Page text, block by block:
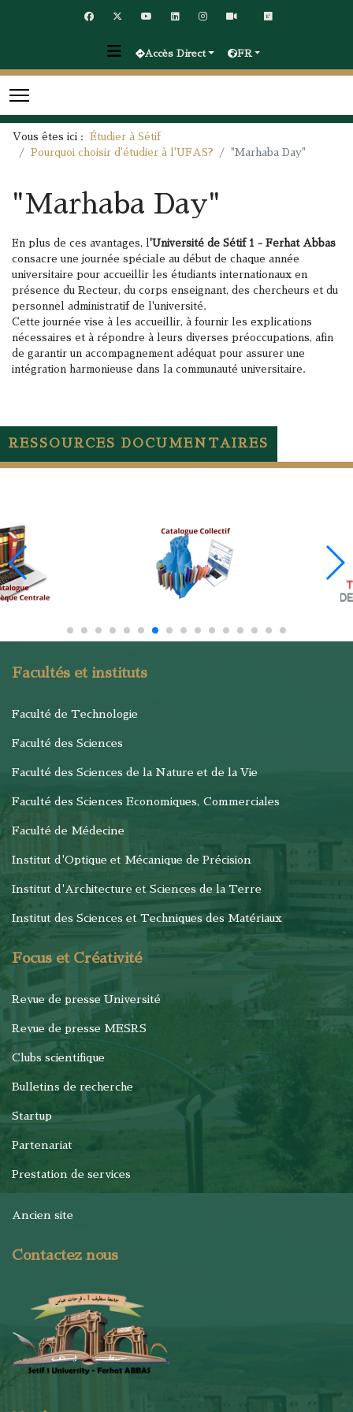
Accès Direct FR
Vous êtes ici : Étudier à Sétif
Pourquoi choisir d'étudier à l'UFAS?
"Marhaba Day"
"Marhaba Day"
En plus de ces avantages, l 'Université de Sétif 1 - Ferhat Abbas
consacre une journée spéciale au début de chaque année
universitaire pour accueillir les étudiants internationaux en
présence du Recteur, du corps enseignant, des chercheurs et du
personnel administratif de l'université.
Cette journée vise à les accueillir, à fournir les explications
nécessaires et à répondre à leurs diverses préoccupations, afin
de garantir un accompagnement adéquat pour assurer une
intégration harmonieuse dans la communauté universitaire.
RESSOURCES DOCUMENTAIRES
Facultés et instituts
Faculté de Technologie
Faculté des Sciences
Faculté des Sciences de la Nature et de la Vie
Faculté des Sciences Economiques, Commerciales
Faculté de Médecine
Institut d'Optique et Mécanique de Précision
Institut d'Architecture et Sciences de la Terre
Institut des Sciences et Techniques des Matériaux
Focus et Créativité
Revue de presse Université
Revue de presse MESRS
Clubs scientifique
Bulletins de recherche
Startup
Partenariat
Prestation de services
Ancien site
Contactez nous